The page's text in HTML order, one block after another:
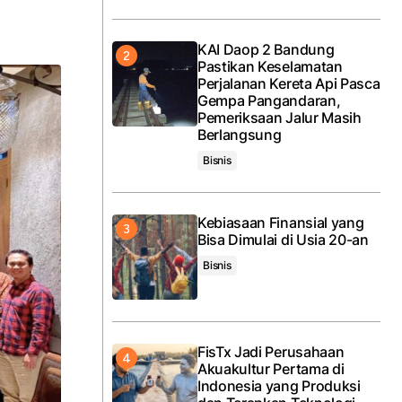
KAI Daop 2 Bandung
Pastikan Keselamatan
Perjalanan Kereta Api Pasca
Gempa Pangandaran,
Pemeriksaan Jalur Masih
Berlangsung
Bisnis
Kebiasaan Finansial yang
Bisa Dimulai di Usia 20-an
Bisnis
FisTx Jadi Perusahaan
Akuakultur Pertama di
Indonesia yang Produksi